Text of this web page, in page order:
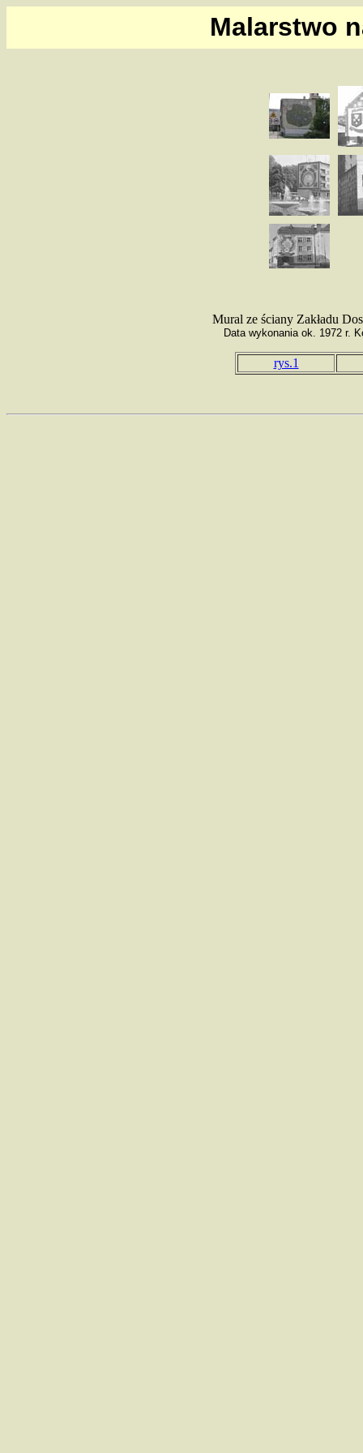
Malarstwo
Mural ze ściany Zakładu
Data wykonania ok. 1972 r.
rys.1